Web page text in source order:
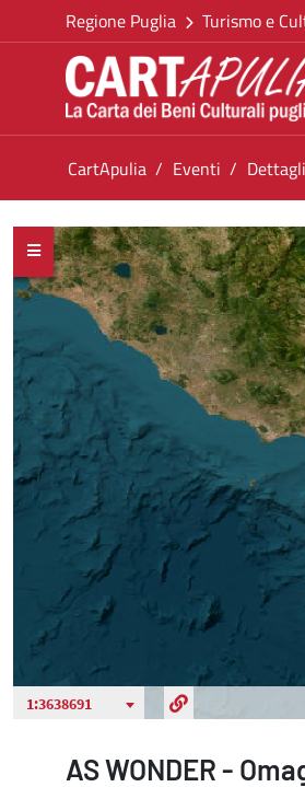
Salta al contenuto
Torna alla homepage
Vai al menu di navigazione
Vai ai contenuti
Vai al footer
Regione Puglia Turismo e
Ti trovi in:
CartApulia Eventi
AS WONDER - Omaggio a
AS WONDER -